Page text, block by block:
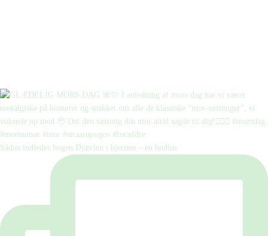
Sådan indledes bogen Djævlen i hjernen – en hudløs